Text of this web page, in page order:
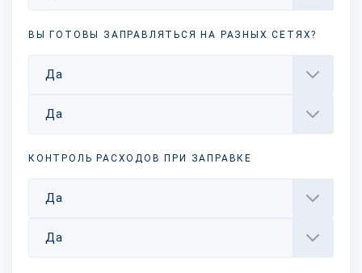
ВЫ ГОТОВЫ ЗАПРАВЛЯТЬСЯ НА РАЗНЫХСЕТЯХ?
Да
Да
КОНТРОЛЬ РАСХОДОВ ПРИ ЗАПРАВКЕ
Да
Да